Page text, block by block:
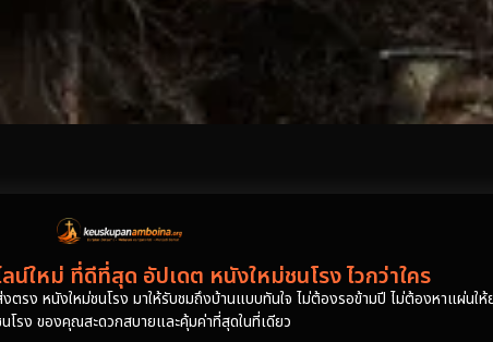
ใหม่ ที่ดีที่สุด อัปเดต หนังใหม่ชนโรง ไวกว่าใคร
ง หนังใหม่ชนโรง มาให้รับชมถึงบ้านแบบทันใจ ไม่ต้องรอข้ามปี ไม่ต้องหาแผ่นให้
โรง ของคุณสะดวกสบายและคุ้มค่าที่สุดในที่เดียว